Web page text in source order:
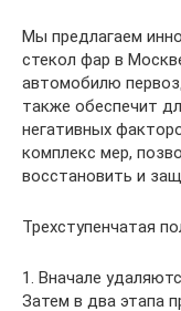
Мы предлагаем
стекол фар в
автомобилю
также обеспечит
негативных
комплекс мер,
восстановить и
Трехступенчатая
1. Вначале
Затем в два этапа